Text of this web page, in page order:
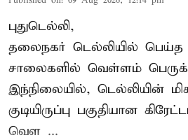
புதுடெல்லி,
தலைநகர் டெல்லியில்
சாலைகளில் வெள்ளம்
இந்நிலையில், டெல்லியின்
குடியிருப்பு பகுதியான
வெள ...